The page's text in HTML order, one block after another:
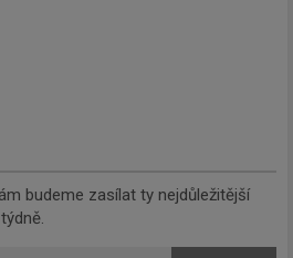
budeme zasílat ty nejdůležitější